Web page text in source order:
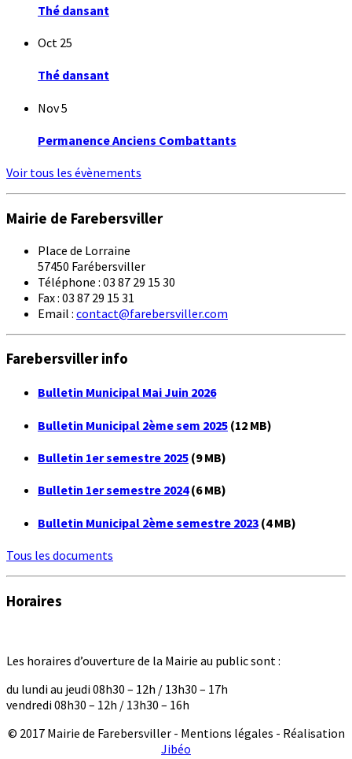
Thé dansant
Oct 25
Thé dansant
Nov5
Permanence Anciens Combattants
Voir tous les évènements
Mairie de Farebersviller
Place de Lorraine
57450 Farébersviller
Téléphone : 03 87 29 15 30
Fax : 03 87 29 15 31
Email : contact@farebersviller.com
Farebersviller info
Bulletin Municipal Mai Juin 2026
Bulletin Municipal 2ème sem 2025 (12 MB)
Bulletin 1er semestre 2025 (9 MB)
Bulletin 1er semestre 2024 (6 MB)
Bulletin Municipal 2ème semestre 2023 (4 MB)
Tous les documents
Horaires
Les horaires d’ouverture de la Mairie au public sont :
du lundi au jeudi 08h30 – 12h / 13h30 – 17h
vendredi 08h30 – 12h / 13h30 – 16h
© 2017 Mairie de Farebersviller - Mentions légales - Réalisation
Jibéo